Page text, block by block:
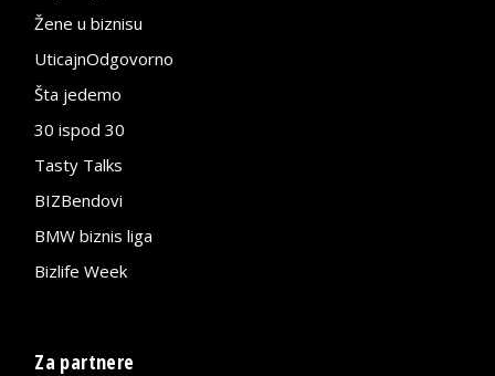
Žene u biznisu
UticajnOdgovorno
Šta jedemo
30 ispod 30
Tasty Talks
BIZBendovi
BMW biznis liga
Bizlife Week
Za partnere